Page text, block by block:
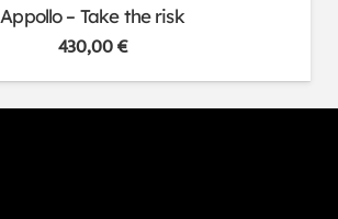
Appollo – Take the risk
430,00€